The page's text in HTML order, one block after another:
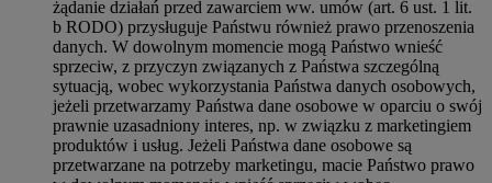
żądanie działań przed zawarciem ww. umów (art. 6 ust. 1 lit.
b RODO) przysługuje Państwu również prawo przenoszenia
danych. W dowolnym momencie mogą Państwo wnieść
sprzeciw, z przyczyn związanych z Państwa szczególną
sytuacją, wobec wykorzystania Państwa danych osobowych,
jeżeli przetwarzamy Państwa dane osobowe w oparciu o swój
prawnie uzasadniony interes, np. w związku z marketingiem
produktów i usług. Jeżeli Państwa dane osobowe są
przetwarzane na potrzeby marketingu, macie Państwo prawo